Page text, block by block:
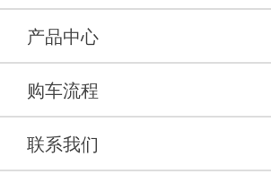
产品中心
购车流程
联系我们